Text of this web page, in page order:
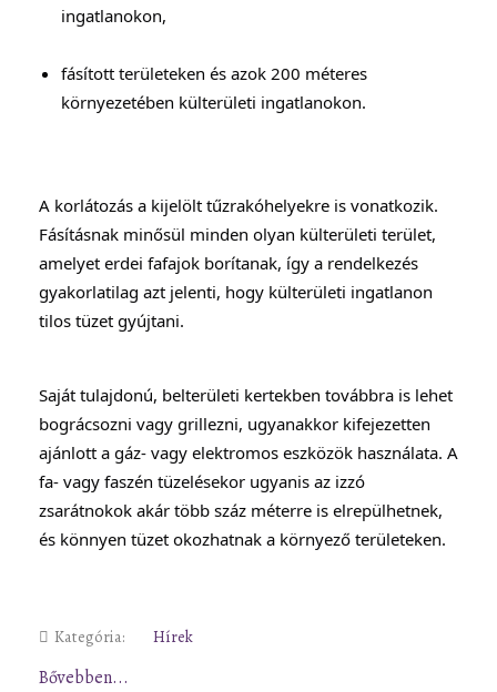
ingatlanokon,
fásított területeken és azok 200 méteres
környezetében külterületi ingatlanokon.
A korlátozás a kijelölt tűzrakóhelyekre is vonatkozik.
Fásításnak minősül minden olyan külterületi terület,
amelyet erdei fafajok borítanak, így a rendelkezés
gyakorlatilag azt jelenti, hogy külterületi ingatlanon
tilos tüzet gyújtani.
Saját tulajdonú, belterületi kertekben továbbra is lehet
bográcsozni vagy grillezni, ugyanakkor kifejezetten
ajánlott a gáz- vagy elektromos eszközök használata. A
fa- vagy faszén tüzelésekor ugyanis az izzó
zsarátnokok akár több száz méterre is elrepülhetnek,
és könnyen tüzet okozhatnak a környező területeken.
Kategória: Hírek
Bővebben...